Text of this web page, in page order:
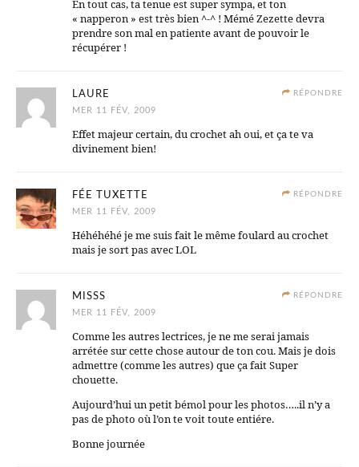
En tout cas, ta tenue est super sympa, et ton
« napperon » est très bien ^-^ ! Mémé Zezette devra
prendre son mal en patiente avant de pouvoir le
récupérer !
RÉPONDRE
LAURE
MER 11 FÉV, 2009
Effet majeur certain, du crochet ah oui, et ça te va
divinement bien!
RÉPONDRE
FÉE TUXETTE
MER 11 FÉV, 2009
Héhéhéhé je me suis fait le même foulard au crochet
mais je sort pas avec LOL
RÉPONDRE
MISSS
MER 11 FÉV, 2009
Comme les autres lectrices, je ne me serai jamais
arrétée sur cette chose autour de ton cou. Mais je dois
admettre (comme les autres) que ça fait Super
chouette.
Aujourd’hui un petit bémol pour les photos…..il n’y a
pas de photo où l’on te voit toute entiére.
Bonne journée